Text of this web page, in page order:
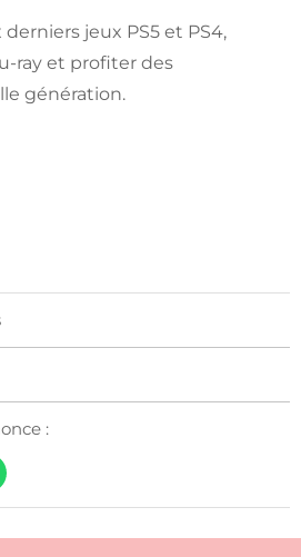
jeux PS5 et PS4,
ray et profiter des
génération.
: